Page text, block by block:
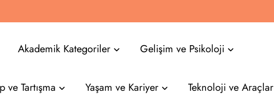
Akademik Kategoriler Gelişim ve Psikoloji
ve Tartışma Yaşam ve Kariyer Teknoloji ve Araçlar